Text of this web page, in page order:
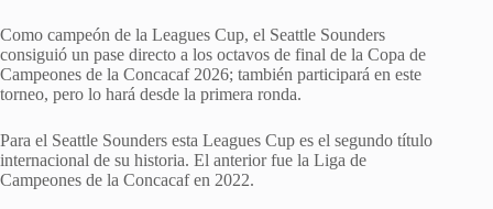
Como campeón de la Leagues Cup, el Seattle Sounders
consiguió un pase directo a los octavos de final de la Copa de
Campeones de la Concacaf 2026; también participará en este
torneo, pero lo hará desde la primera ronda.
Para el Seattle Sounders esta Leagues Cup es el segundo título
internacional de su historia. El anterior fue la Liga de
Campeones de la Concacaf en 2022.